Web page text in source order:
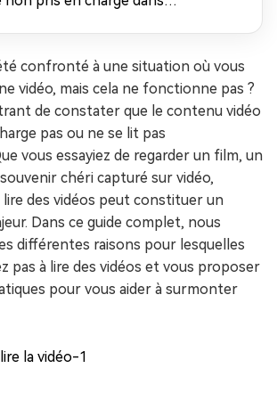
confronté à une situation où vous
vidéo, mais cela ne fonctionne pas ?
de constater que le contenu vidéo
pas ou ne se lit pas
vous essayiez de regarder un film, un
chéri capturé sur vidéo,
lire des vidéos peut constituer un
Dans ce guide complet, nous
différentes raisons pour lesquelles
pas à lire des vidéos et vous proposer
pour vous aider à surmonter